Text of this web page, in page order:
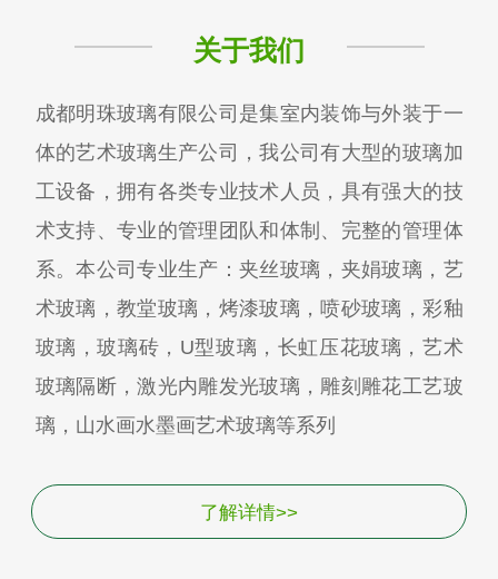
关于我们
成都明珠玻璃有限公司是集室内装饰与外装于一
体的艺术玻璃生产公司，我公司有大型的玻璃加
工设备，拥有各类专业技术人员，具有强大的技
术支持、专业的管理团队和体制、完整的管理体
系。本公司专业生产：夹丝玻璃，夹娟玻璃，艺
术玻璃，教堂玻璃，烤漆玻璃，喷砂玻璃，彩釉
玻璃，玻璃砖，U型玻璃，长虹压花玻璃，艺术
玻璃隔断，激光内雕发光玻璃，雕刻雕花工艺玻
璃，山水画水墨画艺术玻璃等系列
了解详情>>